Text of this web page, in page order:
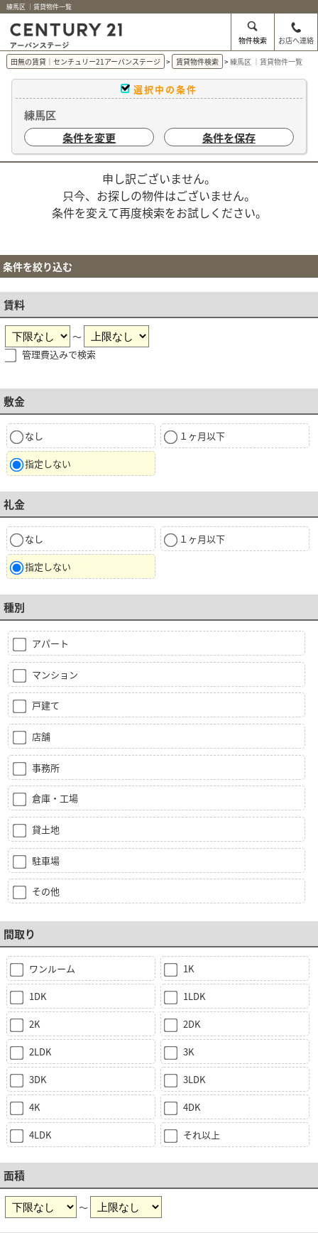
練馬区 ｜賃貸物件一覧
物件検索
お店へ連絡
田無の賃貸｜センチュリー21アーバンステージ
賃貸物件検索 練馬区 ｜賃貸物件一覧
選択中の条件
練馬区
条件を変更
条件を保存
申し訳ございません。
只今、お探しの物件はございません。
条件を変えて再度検索をお試しください。
条件を絞り込む
賃料
～
管理費込みで検索
敷金
なし １ヶ月以下
指定しない
礼金
なし １ヶ月以下
指定しない
種別
アパート
マンション
戸建て
店舗
事務所
倉庫・工場
貸土地
駐車場
その他
間取り
ワンルーム 1K
1DK 1LDK
2K 2DK
2LDK 3K
3DK 3LDK
4K 4DK
4LDK それ以上
面積
～